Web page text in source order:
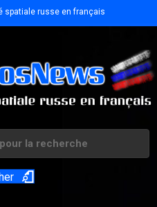
spatiale russe en français